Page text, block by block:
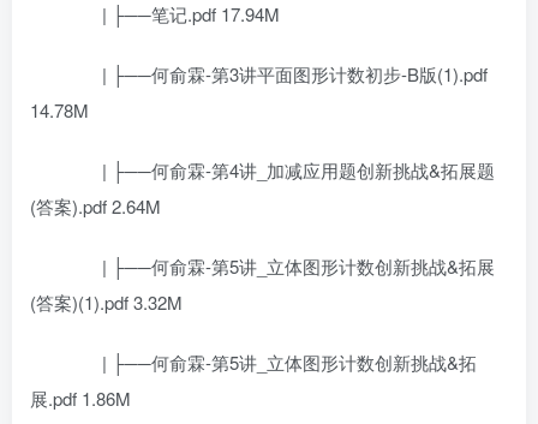
| ├──笔记.pdf 17.94M
| ├──何俞霖-第3讲平面图形计数初步-B版(1).pdf
14.78M
| ├──何俞霖-第4讲_加减应用题创新挑战&拓展题
(答案).pdf 2.64M
| ├──何俞霖-第5讲_立体图形计数创新挑战&拓展
(答案)(1).pdf 3.32M
| ├──何俞霖-第5讲_立体图形计数创新挑战&拓
展.pdf 1.86M